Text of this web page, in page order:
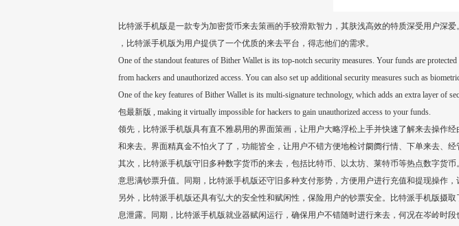
比特派手机版是一款专为加密货币来去策画的手狡滑欺智力，其肤浅高效的特质深受用户深
，比特派手机版为用户提供了一个优质的来去平台，得志他们的需求。
One of the standout features of Bither Wallet is its top-notch security measures. Your funds are
from hackers and unauthorized access. You can also set up additional security measures such as
One of the key features of Bither Wallet is its multi-signature technology, which adds an extra layer of
包最新版 , making it virtually impossible for hackers to gain unauthorized access to your funds.
领先，比特派手机版具有直不雅易用的界面策画，让用户大略浮松上手并快速了解来去操作
和来去。界面精真金不怕火了了，功能皆全，让用户不错方便地检讨阛阓行情、下单来去、经
其次，比特派手机版守旧多种数字货币的来去，包括比特币、以太坊、莱特币等热点数字货
意思满钞票升值。同期，比特派手机版还守旧多种支付形势，方便用户进行充值和提现操作，
另外，比特派手机版还具有弘大的安全性和赋闲性，保险用户的钞票安全。比特派手机版摄
息泄露。同期，比特派手机版就业器赋闲运行，确保用户不错随时进行来去，何况在岑岭时段